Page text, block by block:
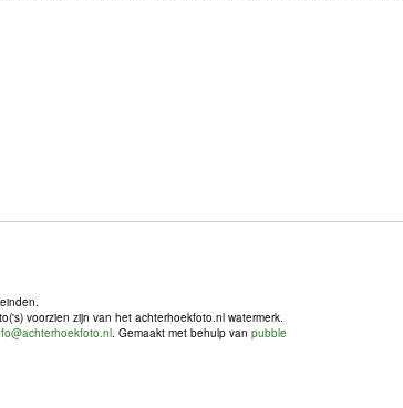
voorzien zijn van het achterhoekfoto.nl watermerk.
. Gemaakt met behulp van pubble